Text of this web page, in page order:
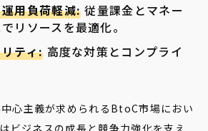
用負荷軽減: 従量課金とマネー
リソースを最適化。
ティ: 高度な対策とコンプライ
心主義が求められるBtoC市場におい
ビジネスの成長と競争力強化を支え